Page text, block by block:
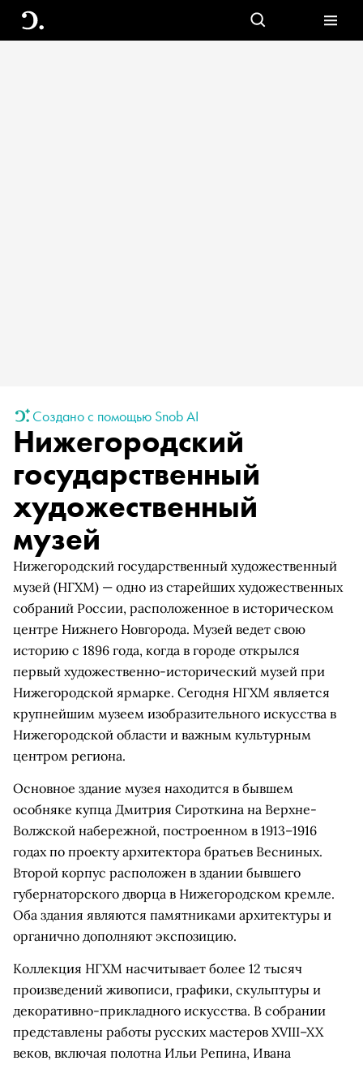
Создано с помощью Snob AI
Нижегородский
государственный
художественный
музей
Нижегородский государственный художественный
музей (НГХМ) — одно из старейших художественных
собраний России, расположенное в историческом
центре Нижнего Новгорода. Музей ведет свою
историю с 1896 года, когда в городе открылся
первый художественно-исторический музей при
Нижегородской ярмарке. Сегодня НГХМ является
крупнейшим музеем изобразительного искусства в
Нижегородской области и важным культурным
центром региона.
Основное здание музея находится в бывшем
особняке купца Дмитрия Сироткина на Верхне-
Волжской набережной, построенном в 1913–1916
годах по проекту архитектора братьев Весниных.
Второй корпус расположен в здании бывшего
губернаторского дворца в Нижегородском кремле.
Оба здания являются памятниками архитектуры и
органично дополняют экспозицию.
Коллекция НГХМ насчитывает более 12 тысяч
произведений живописи, графики, скульптуры и
декоративно-прикладного искусства. В собрании
представлены работы русских мастеров XVIII–XX
веков, включая полотна Ильи Репина, Ивана